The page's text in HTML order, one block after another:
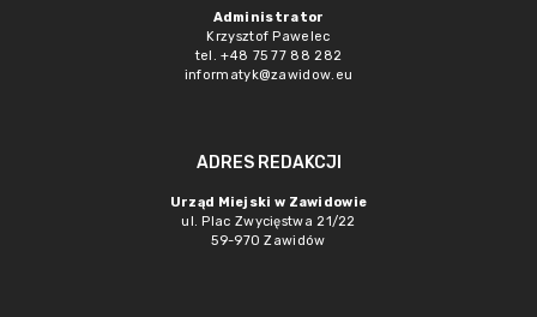
Administrator
Krzysztof Pawelec
tel. +48 75 77 88 282
informatyk@zawidow.eu
ADRES REDAKCJI
Urząd Miejski w Zawidowie
ul. Plac Zwycięstwa 21/22
59-970 Zawidów